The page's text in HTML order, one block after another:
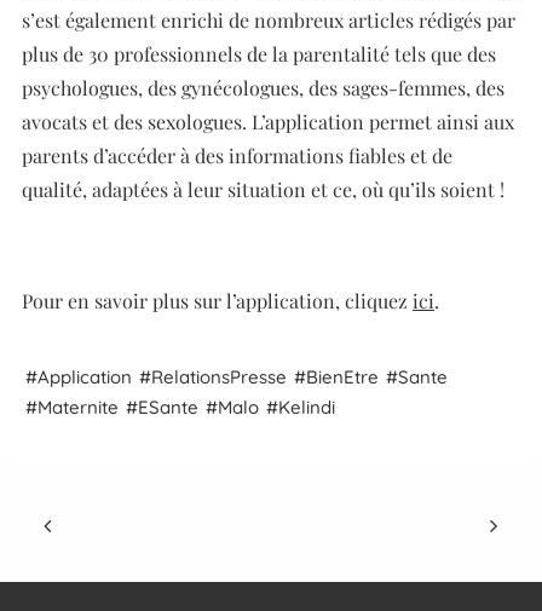
s’est également enrichi de nombreux articles rédigés par
plus de 30 professionnels de la parentalité tels que des
psychologues, des gynécologues, des sages-femmes, des
avocats et des sexologues. L’application permet ainsi aux
parents d’accéder à des informations fiables et de
qualité, adaptées à leur situation et ce, où qu’ils soient !
Pour en savoir plus sur l’application, cliquez ici.
Application RelationsPresse BienEtre
Sante
Maternite
ESante Malo Kelindi